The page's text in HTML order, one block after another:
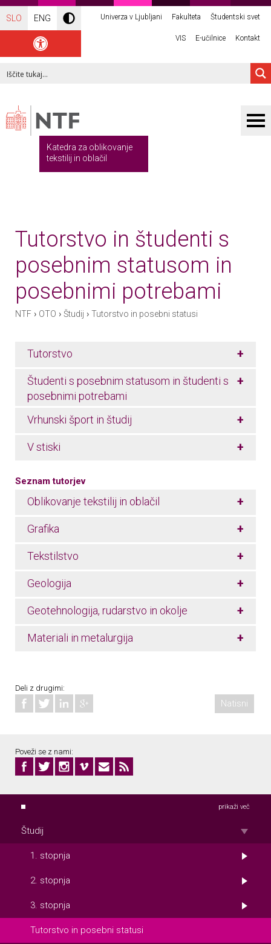
SLO ENG Univerza v Ljubljani Fakulteta Študentski svet
VIS E-učilnice Kontakt
Katedra za oblikovanje
tekstilij in oblačil
Tutorstvo in študenti s
posebnim statusom in
posebnimi potrebami
NTF › OTO › Študij › Tutorstvo in posebni statusi
Tutorstvo +
Študenti s posebnim statusom in študenti s
posebnimi potrebami
+
Vrhunski šport in študij +
V stiski +
Seznam tutorjev
Oblikovanje tekstilij in oblačil +
Grafika +
Tekstilstvo +
Geologija +
Geotehnologija, rudarstvo in okolje +
Materiali in metalurgija +
Deli z drugimi:
Natisni
Poveži se z nami:
prikaži več
Študij
1. stopnja
2. stopnja
3. stopnja
Tutorstvo in posebni statusi